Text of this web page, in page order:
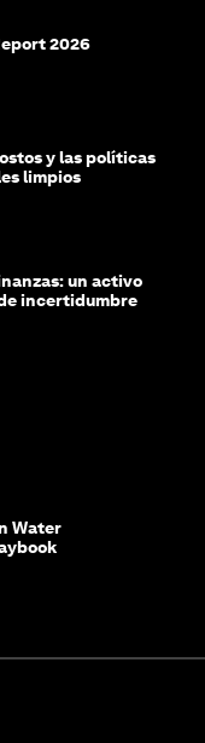
2026
y las políticas
limpios
un activo
incertidumbre
Water